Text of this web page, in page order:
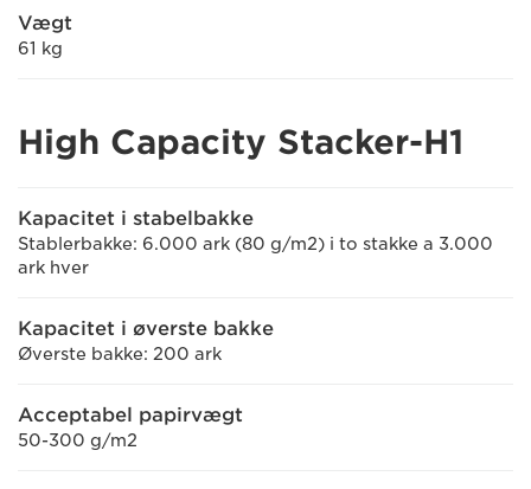
Vægt
61 kg
High Capacity Stacker-H1
Kapacitet i stabelbakke
Stablerbakke: 6.000 ark (80 g/m2) i to stakke a 3.000
ark hver
Kapacitet i øverste bakke
Øverste bakke: 200 ark
Acceptabel papirvægt
50-300 g/m2